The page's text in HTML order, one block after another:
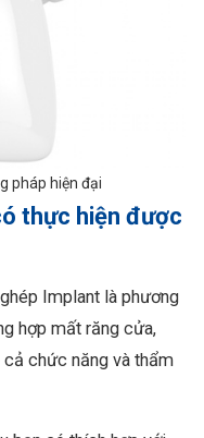
pháp hiện đại
thực hiện được
Implant là phương
hợp mất răng cửa,
chức năng và thẩm